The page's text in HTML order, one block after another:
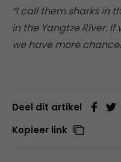
“I call them sharks in
in the Yangtze River.
we have more
Deel dit artikel
Kopieer link